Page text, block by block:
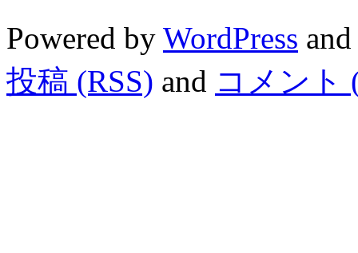
Powered by WordPress
投稿 (RSS) and コメント